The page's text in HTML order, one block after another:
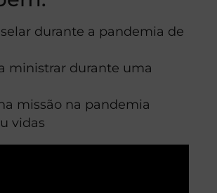
durante a pandemia de
ministrar durante uma
missão na pandemia
vidas